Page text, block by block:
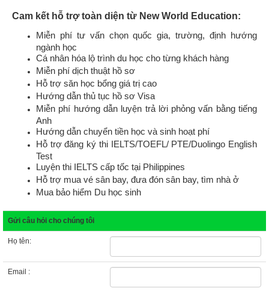
Cam kết hỗ trợ toàn diện từ New World Education:
Miễn phí tư vấn chọn quốc gia, trường, định hướng
ngành học
Cá nhân hóa lộ trình du học cho từng khách hàng
Miễn phí dịch thuật hồ sơ
Hỗ trợ săn học bổng giá trị cao
Hướng dẫn thủ tục hồ sơ Visa
Miễn phí hướng dẫn luyện trả lời phỏng vấn bằng tiếng
Anh
Hướng dẫn chuyển tiền học và sinh hoạt phí
Hỗ trợ đăng ký thi IELTS/TOEFL/ PTE/Duolingo English
Test
Luyện thi IELTS cấp tốc tại Philippines
Hỗ trợ mua vé sân bay, đưa đón sân bay, tìm nhà ở
Mua bảo hiểm Du học sinh
Gửi câu hỏi cho chúng tôi
Họ tên:
Email :